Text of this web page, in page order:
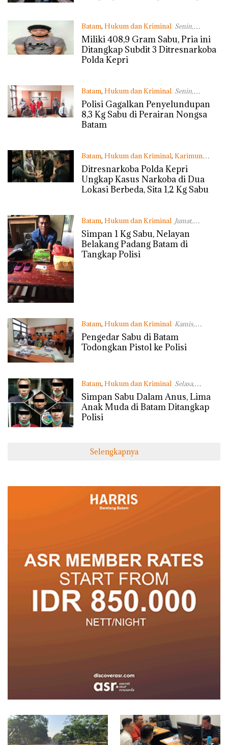
Batam, Hukum dan Kriminal Senin,
08/03/2021 - 13:47 WIB
Miliki 408,9 Gram Sabu, Pria ini
Ditangkap Subdit 3 Ditresnarkoba
Polda Kepri
Batam, Hukum dan Kriminal Senin,
30/11/2020 - 16:02 WIB
Polisi Gagalkan Penyelundupan
8,3 Kg Sabu di Perairan Nongsa
Batam
Batam, Hukum dan Kriminal, Karimun
Rabu, 18/11/2020 - 10:15 WIB
Ditresnarkoba Polda Kepri
Ungkap Kasus Narkoba di Dua
Lokasi Berbeda, Sita 1,2 Kg Sabu
Batam, Hukum dan Kriminal Jumat,
18/09/2020 - 11:48 WIB
Simpan 1 Kg Sabu, Nelayan
Belakang Padang Batam di
Tangkap Polisi
Batam, Hukum dan Kriminal Kamis,
06/08/2020 - 13:07 WIB
Pengedar Sabu di Batam
Todongkan Pistol ke Polisi
Batam, Hukum dan Kriminal Selasa,
04/08/2020 - 18:32 WIB
Simpan Sabu Dalam Anus, Lima
Anak Muda di Batam Ditangkap
Polisi
Selengkapnya